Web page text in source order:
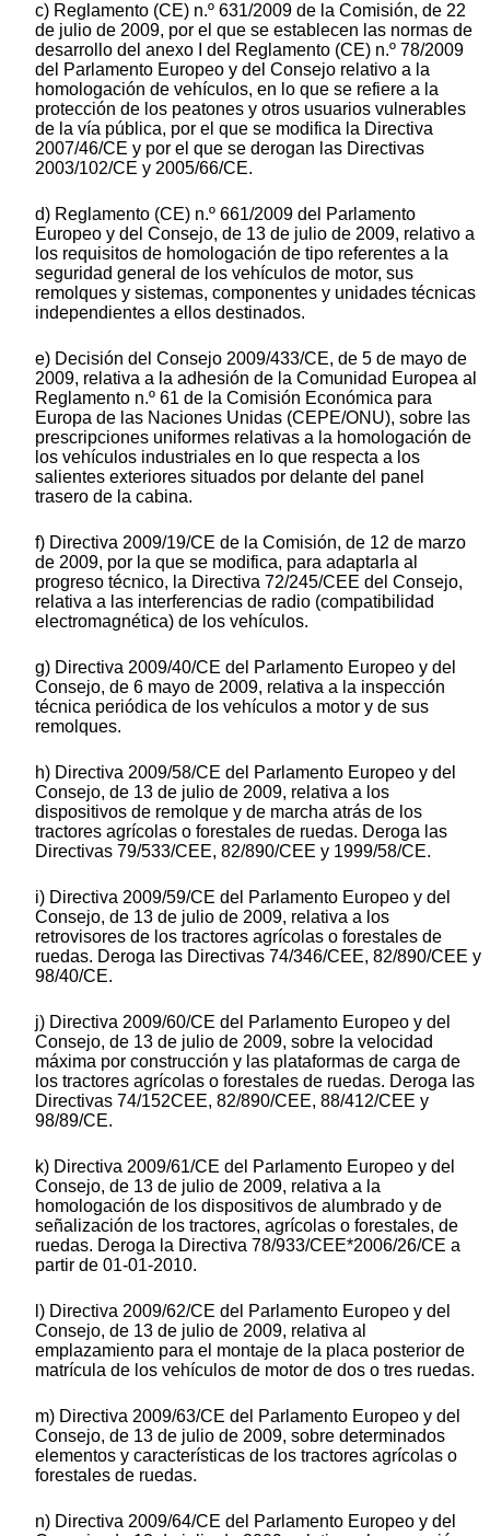
c) Reglamento (CE) n.º 631/2009 de la Comisión, de 22
de julio de 2009, por el que se establecen las normas de
desarrollo del anexo I del Reglamento (CE) n.º 78/2009
del Parlamento Europeo y del Consejo relativo a la
homologación de vehículos, en lo que se refiere a la
protección de los peatones y otros usuarios vulnerables
de la vía pública, por el que se modifica la Directiva
2007/46/CE y por el que se derogan las Directivas
2003/102/CE y 2005/66/CE.
d) Reglamento (CE) n.º 661/2009 del Parlamento
Europeo y del Consejo, de 13 de julio de 2009, relativo a
los requisitos de homologación de tipo referentes a la
seguridad general de los vehículos de motor, sus
remolques y sistemas, componentes y unidades técnicas
independientes a ellos destinados.
e) Decisión del Consejo 2009/433/CE, de 5 de mayo de
2009, relativa a la adhesión de la Comunidad Europea al
Reglamento n.º 61 de la Comisión Económica para
Europa de las Naciones Unidas (CEPE/ONU), sobre las
prescripciones uniformes relativas a la homologación de
los vehículos industriales en lo que respecta a los
salientes exteriores situados por delante del panel
trasero de la cabina.
f) Directiva 2009/19/CE de la Comisión, de 12 de marzo
de 2009, por la que se modifica, para adaptarla al
progreso técnico, la Directiva 72/245/CEE del Consejo,
relativa a las interferencias de radio (compatibilidad
electromagnética) de los vehículos.
g) Directiva 2009/40/CE del Parlamento Europeo y del
Consejo, de 6 mayo de 2009, relativa a la inspección
técnica periódica de los vehículos a motor y de sus
remolques.
h) Directiva 2009/58/CE del Parlamento Europeo y del
Consejo, de 13 de julio de 2009, relativa a los
dispositivos de remolque y de marcha atrás de los
tractores agrícolas o forestales de ruedas. Deroga las
Directivas 79/533/CEE, 82/890/CEE y 1999/58/CE.
i) Directiva 2009/59/CE del Parlamento Europeo y del
Consejo, de 13 de julio de 2009, relativa a los
retrovisores de los tractores agrícolas o forestales de
ruedas. Deroga las Directivas 74/346/CEE, 82/890/CEE y
98/40/CE.
j) Directiva 2009/60/CE del Parlamento Europeo y del
Consejo, de 13 de julio de 2009, sobre la velocidad
máxima por construcción y las plataformas de carga de
los tractores agrícolas o forestales de ruedas. Deroga las
Directivas 74/152CEE, 82/890/CEE, 88/412/CEE y
98/89/CE.
k) Directiva 2009/61/CE del Parlamento Europeo y del
Consejo, de 13 de julio de 2009, relativa a la
homologación de los dispositivos de alumbrado y de
señalización de los tractores, agrícolas o forestales, de
ruedas. Deroga la Directiva 78/933/CEE*2006/26/CE a
partir de 01-01-2010.
l) Directiva 2009/62/CE del Parlamento Europeo y del
Consejo, de 13 de julio de 2009, relativa al
emplazamiento para el montaje de la placa posterior de
matrícula de los vehículos de motor de dos o tres ruedas.
m) Directiva 2009/63/CE del Parlamento Europeo y del
Consejo, de 13 de julio de 2009, sobre determinados
elementos y características de los tractores agrícolas o
forestales de ruedas.
n) Directiva 2009/64/CE del Parlamento Europeo y del